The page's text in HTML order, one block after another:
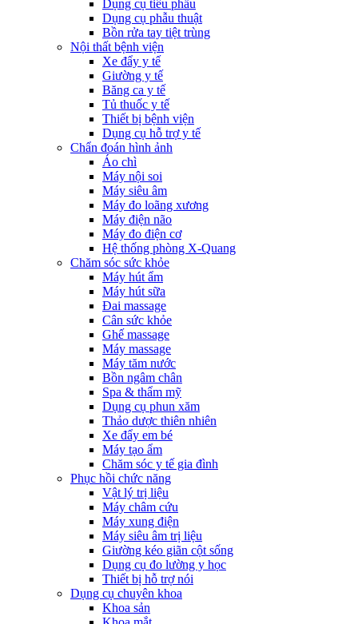
Dụng cụ tiểu phẫu
Dụng cụ phẫu thuật
Bồn rửa tay tiệt trùng
Nội thất bệnh viện
Xe đẩy y tế
Giường y tế
Băng ca y tế
Tủ thuốc y tế
Thiết bị bệnh viện
Dụng cụ hỗ trợ y tế
Chẩn đoán hình ảnh
Áo chì
Máy nội soi
Máy siêu âm
Máy đo loãng xương
Máy điện não
Máy đo điện cơ
Hệ thống phòng X-Quang
Chăm sóc sức khỏe
Máy hút ẩm
Máy hút sữa
Đai massage
Cân sức khỏe
Ghế massage
Máy massage
Máy tăm nước
Bồn ngâm chân
Spa & thẩm mỹ
Dụng cụ phun xăm
Thảo dược thiên nhiên
Xe đẩy em bé
Máy tạo ẩm
Chăm sóc y tế gia đình
Phục hồi chức năng
Vật lý trị liệu
Máy châm cứu
Máy xung điện
Máy siêu âm trị liệu
Giường kéo giãn cột sống
Dụng cụ đo lường y học
Thiết bị hỗ trợ nói
Dụng cụ chuyên khoa
Khoa sản